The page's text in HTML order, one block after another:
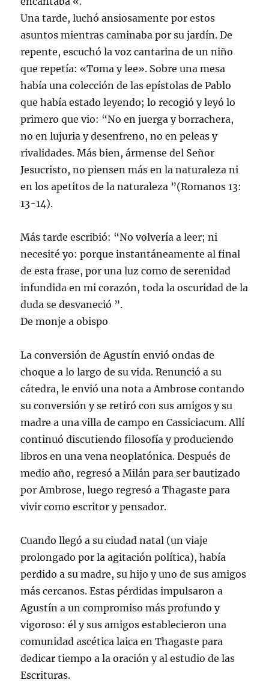
Una tarde, luchó ansiosamente por estos
asuntos mientras caminaba por su jardín. De
repente, escuchó la voz cantarina de un niño
que repetía: «Toma y lee». Sobre una mesa
había una colección de las epístolas de Pablo
que había estado leyendo; lo recogió y leyó lo
primero que vio: “No en juerga y borrachera,
no en lujuria y desenfreno, no en peleas y
rivalidades. Más bien, ármense del Señor
Jesucristo, no piensen más en la naturaleza ni
en los apetitos de la naturaleza ”(Romanos 13:
13-14).
Más tarde escribió: “No volvería a leer; ni
necesité yo: porque instantáneamente al final
de esta frase, por una luz como de serenidad
infundida en mi corazón, toda la oscuridad de la
duda se desvaneció ”.
De monje a obispo
La conversión de Agustín envió ondas de
choque a lo largo de su vida. Renunció a su
cátedra, le envió una nota a Ambrose contando
su conversión y se retiró con sus amigos y su
madre a una villa de campo en Cassiciacum. Allí
continuó discutiendo filosofía y produciendo
libros en una vena neoplatónica. Después de
medio año, regresó a Milán para ser bautizado
por Ambrose, luego regresó a Thagaste para
vivir como escritor y pensador.
Cuando llegó a su ciudad natal (un viaje
prolongado por la agitación política), había
perdido a su madre, su hijo y uno de sus amigos
más cercanos. Estas pérdidas impulsaron a
Agustín a un compromiso más profundo y
vigoroso: él y sus amigos establecieron una
comunidad ascética laica en Thagaste para
dedicar tiempo a la oración y al estudio de las
Escrituras.